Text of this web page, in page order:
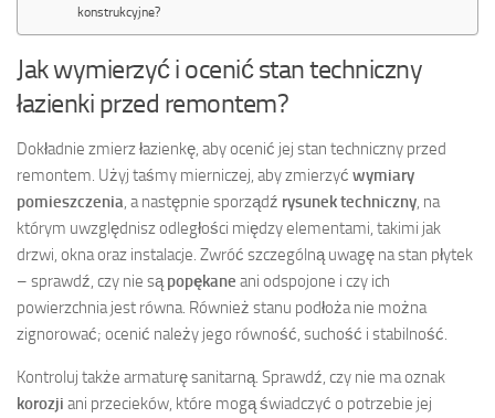
konstrukcyjne?
Jak wymierzyć i ocenić stan techniczny
łazienki przed remontem?
Dokładnie zmierz łazienkę, aby ocenić jej stan techniczny przed
remontem. Użyj taśmy mierniczej, aby zmierzyć wymiary
pomieszczenia , a następnie sporządź rysunek techniczny , na
którym uwzględnisz odległości między elementami, takimi jak
drzwi, okna oraz instalacje. Zwróć szczególną uwagę na stan płytek
– sprawdź, czy nie są popękane ani odspojone i czy ich
powierzchnia jest równa. Również stanu podłoża nie można
zignorować; ocenić należy jego równość, suchość i stabilność.
Kontroluj także armaturę sanitarną. Sprawdź, czy nie ma oznak
korozji ani przecieków, które mogą świadczyć o potrzebie jej